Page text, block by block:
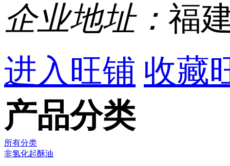
企业地址： 福
进入旺铺 收藏
产品分类
所有分类
非氢化起酥油